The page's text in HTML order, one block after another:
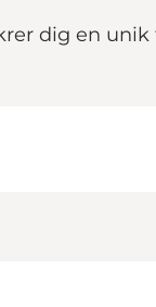
dig en